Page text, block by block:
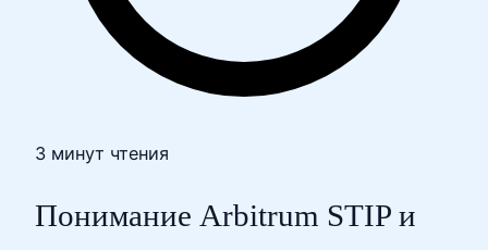
3 минут чтения
Понимание Arbitrum STIP и